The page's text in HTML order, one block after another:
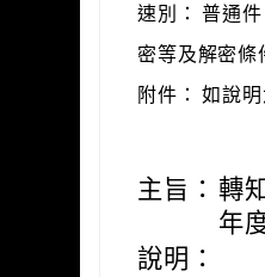
速別：
普通件
密等及解密條
附件：
如說明
主旨： 轉
年
說明：